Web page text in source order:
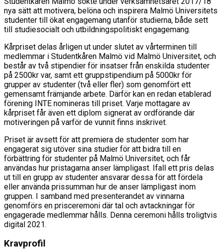
nya sätt att motivera, belöna och inspirera Malmö Universitets
studenter till ökat engagemang utanför studierna, både sett
till studiesocialt och utbildningspolitiskt engagemang.
Kårpriset delas årligen ut under slutet av vårterminen till
medlemmar i Studentkåren Malmö vid Malmö Universitet, och
består av två stipendier för insatser från enskilda studenter
på 2500kr var, samt ett gruppstipendium på 5000kr för
grupper av studenter (två eller fler) som genomfört ett
gemensamt främjande arbete. Därför kan en redan etablerad
förening INTE nomineras till priset. Varje mottagare av
kårpriset får även ett diplom signerat av ordförande där
motiveringen på varför de vunnit finns inskrivet.
Priset är avsett för att premiera de studenter som har
engagerat sig utöver sina studier för att bidra till en
förbättring för studenter på Malmö Universitet, och får
användas hur pristagarna anser lämpligast. Ifall ett pris delas
ut till en grupp av studenter ansvarar dessa för att fördela
eller använda prissumman hur de anser lämpligast inom
gruppen. I samband med presenterandet av vinnarna
genomförs en prisceremoni där tal och avtackningar för
engagerade medlemmar hålls. Denna ceremoni hålls troligtvis
digital 2021.
Kravprofil